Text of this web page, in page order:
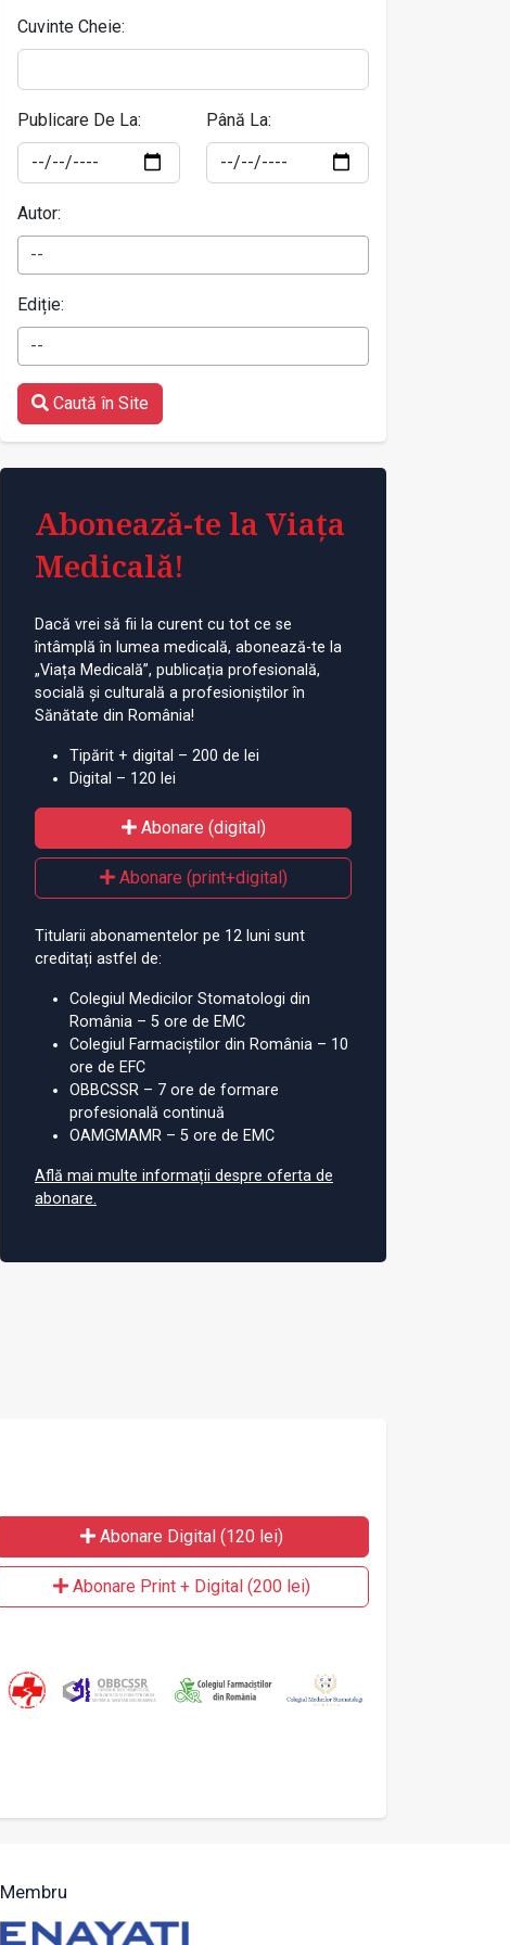
Cuvinte Cheie:
Publicare De La: Până La:
Autor:
--
Ediție:
--
Caută în Site
Abonează-te la Viața
Medicală!
Dacă vrei să fii la curent cu tot ce se
întâmplă în lumea medicală, abonează-te la
„Viața Medicală”, publicația profesională,
socială și culturală a profesioniștilor în
Sănătate din România!
Tipărit + digital – 200 de lei
Digital – 120 lei
Abonare (digital)
Abonare (print+digital)
Titularii abonamentelor pe 12 luni sunt
creditați astfel de:
Colegiul Medicilor Stomatologi din
România – 5 ore de EMC
Colegiul Farmaciștilor din România – 10
ore de EFC
OBBCSSR – 7 ore de formare
profesională continuă
OAMGMAMR – 5 ore de EMC
Află mai multe informații despre oferta de
abonare.
Abonare Digital (120 lei)
Abonare Print + Digital (200 lei)
Membru